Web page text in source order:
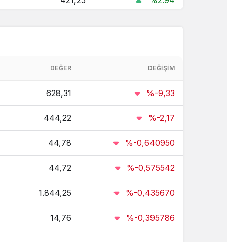
44,69 %0.8
3,21 %2.07
60,50 %3.62
16.335,40 %1.02
DEĞER DEĞIŞIM
628,31 %-9,33
444,22 %-2,17
44,78 %-0,640950
44,72 %-0,575542
1.844,25 %-0,435670
14,76 %-0,395786